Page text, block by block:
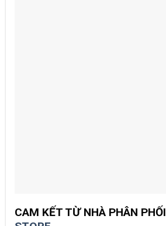
CAM KẾT TỪ NHÀ PHÂN PHỐI